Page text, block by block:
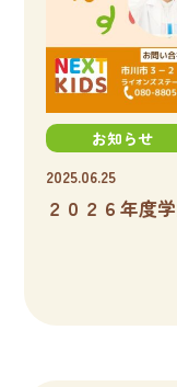
お知らせ
2025.06.25
２０２６年度